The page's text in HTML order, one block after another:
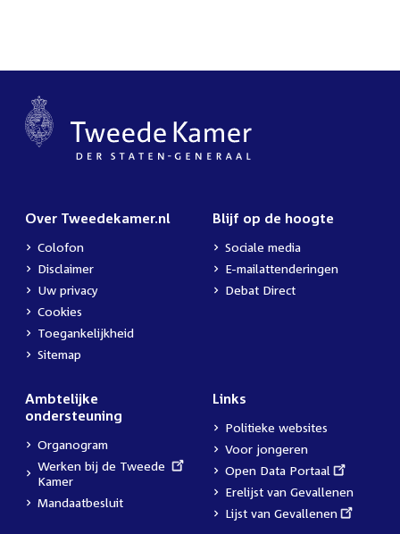
Over Tweedekamer.nl
Colofon
Disclaimer
Uw privacy
Cookies
Toegankelijkheid
Sitemap
Blijf op de hoogte
Sociale media
E-mailattenderingen
Debat Direct
Ambtelijke
ondersteuning
Organogram
External
link:
Werken bij de Tweede
Kamer
Mandaatbesluit
Links
Politieke websites
Voor jongeren
External
link:
Open Data Portaal
Erelijst van Gevallenen
External
Lijst van Gevallenen